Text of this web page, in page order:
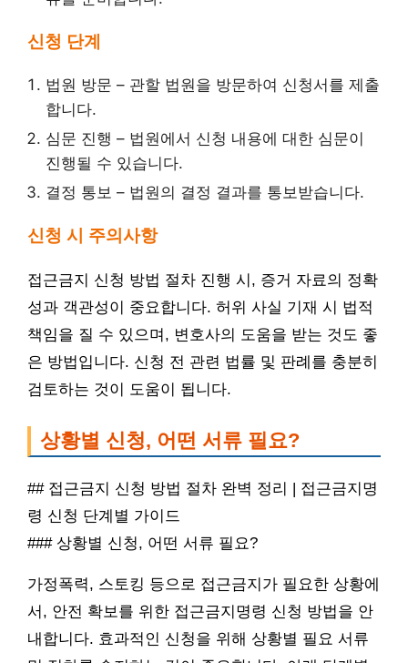
신청 단계
법원 방문 – 관할 법원을 방문하여 신청서를 제출
합니다.
심문 진행 – 법원에서 신청 내용에 대한 심문이
진행될 수 있습니다.
결정 통보 – 법원의 결정 결과를 통보받습니다.
신청 시 주의사항
접근금지 신청 방법 절차 진행 시, 증거 자료의 정확
성과 객관성이 중요합니다. 허위 사실 기재 시 법적
책임을 질 수 있으며, 변호사의 도움을 받는 것도 좋
은 방법입니다. 신청 전 관련 법률 및 판례를 충분히
검토하는 것이 도움이 됩니다.
상황별 신청, 어떤 서류 필요?
## 접근금지 신청 방법 절차 완벽 정리 | 접근금지명
령 신청 단계별 가이드
### 상황별 신청, 어떤 서류 필요?
가정폭력, 스토킹 등으로 접근금지가 필요한 상황에
서, 안전 확보를 위한 접근금지명령 신청 방법을 안
내합니다. 효과적인 신청을 위해 상황별 필요 서류